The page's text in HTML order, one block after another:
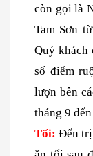
còn gọi là
Tam Sơn
Quý khách
số điểm
lượn bên
tháng 9
Tối:Đến